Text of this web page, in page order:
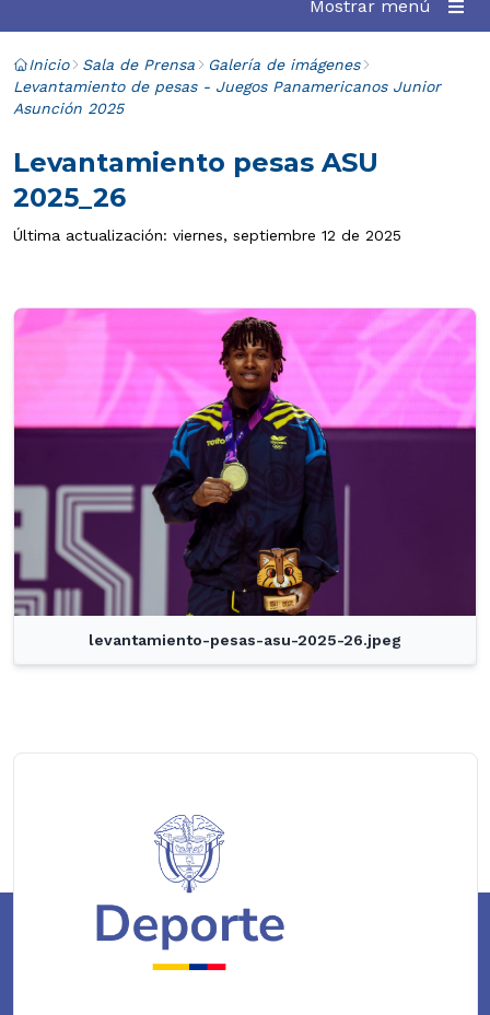
Mostrar menú
Inicio Sala de Prensa
Galería de imágenes
Levantamiento de pesas - Juegos Panamericanos Junior
Asunción 2025
Levantamiento pesas ASU
2025_26
Última actualización: viernes, septiembre 12 de 2025
levantamiento-pesas-asu-2025-26.jpeg